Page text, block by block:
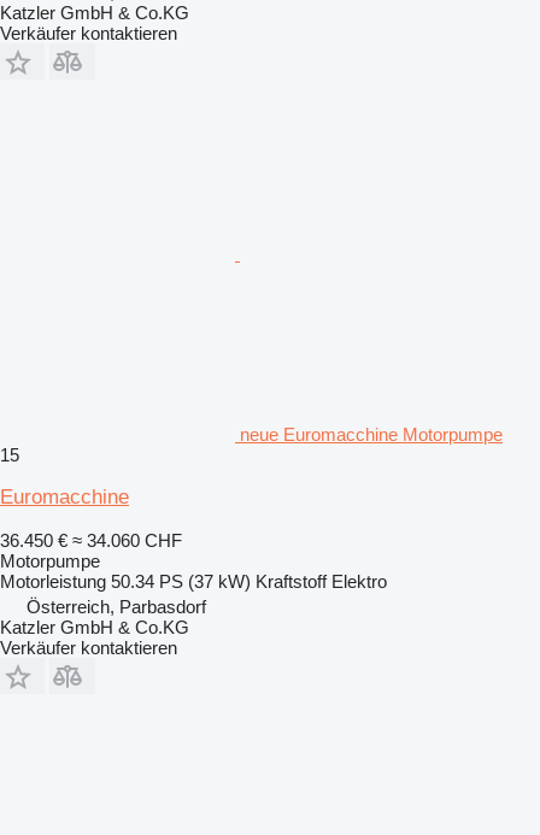
Katzler GmbH & Co.KG
Verkäufer kontaktieren
neue Euromacchine Motorpumpe
15
Euromacchine
36.450 € ≈ 34.060 CHF
Motorpumpe
Motorleistung 50.34 PS (37 kW) Kraftstoff Elektro
Österreich, Parbasdorf
Katzler GmbH & Co.KG
Verkäufer kontaktieren